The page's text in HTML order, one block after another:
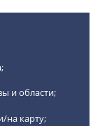
и области;
на карту;